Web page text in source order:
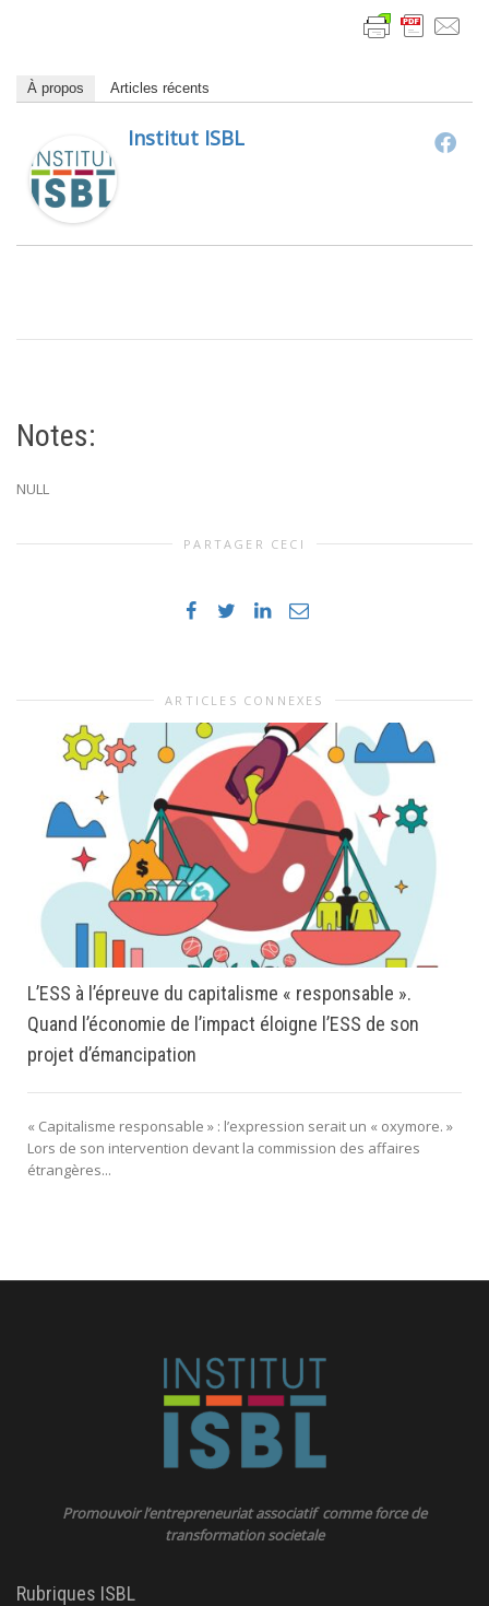
À propos Articles récents
Institut ISBL
Notes:
NULL
PARTAGER CECI
ARTICLES CONNEXES
L’ESS à l’épreuve du capitalisme « responsable ».
Quand l’économie de l’impact éloigne l’ESS de son
projet d’émancipation
« Capitalisme responsable » : l’expression serait un « oxymore. »
Lors de son intervention devant la commission des affaires
étrangères...
Promouvoir l’entrepreneuriat associatif comme force de
transformation societale
Rubriques ISBL